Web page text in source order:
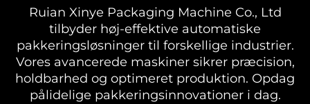
Ruian Xinye Packaging Machine Co., Ltd
tilbyder høj-effektive automatiske
pakkeringsløsninger til forskellige industrier.
Vores avancerede maskiner sikrer præcision,
holdbarhed og optimeret produktion. Opdag
pålidelige pakkeringsinnovationer i dag.